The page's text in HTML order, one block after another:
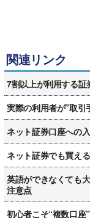
関連リンク
7割以上が利用する
実際の利用者が”取引
ネット証券口座への
ネット証券でも買え
英語ができなくても
注意点
初心者こそ“複数口